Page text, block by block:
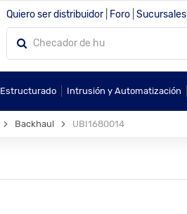
Quiero ser distribuidor Foro Sucursales
Intrusión y Automatización
Backhaul UBI1680014